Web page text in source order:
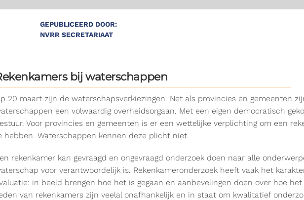
GEPUBLICEERD DOOR:
NVRR SECRETARIAAT
bij waterschappen
20 maart zijn de waterschapsverkiezingen. Net als provincies en gemeenten
een volwaardig overheidsorgaan. Met een eigen democratisch
Voor provincies en gemeenten is er een wettelijke verplichting om een
hebben. Waterschappen kennen deze plicht niet.
rekenkamer kan gevraagd en ongevraagd onderzoek doen naar alle
voor verantwoordelijk is. Rekenkameronderzoek heeft vaak het
in beeld brengen hoe het is gegaan en aanbevelingen doen over hoe
van rekenkamers zijn veelal onafhankelijk en in staat om kwalitatief